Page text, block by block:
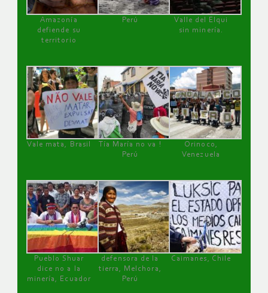
Amazonía
defiende su
territorio
Perú
Valle del Elqui
sin minería.
Vale mata, Brasil
Tía María no va !
Perú
Orinoco,
Venezuela
Pueblo Shuar
dice no a la
minería, Ecuador
defensora de la
tierra, Melchora,
Perú
Caimanes, Chile